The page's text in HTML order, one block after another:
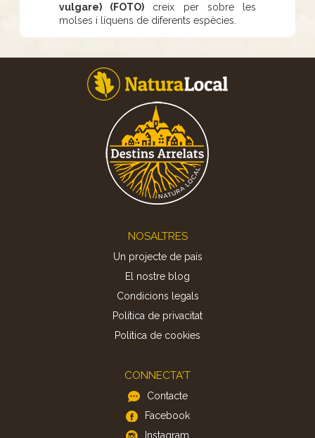
vulgare) (FOTO) creix per sobre les
molses i líquens de diferents espècies.
NOSALTRES
Un projecte de país
El nostre blog
Condicions legals
Política de privacitat
Politica de cookies
CONNECTA'T
Contacte
Facebook
Instagram